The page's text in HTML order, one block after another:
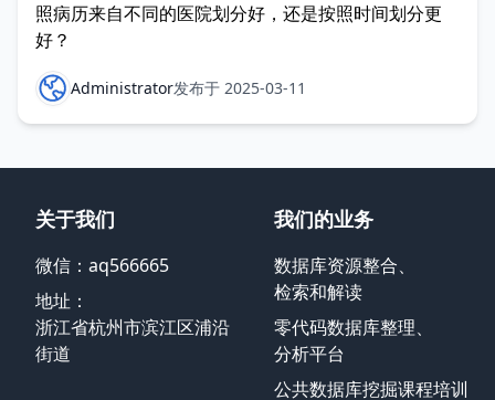
照病历来自不同的医院划分好，还是按照时间划分更
好？
Administrator发布于 2025-03-11
关于我们
微信：aq566665
地址：
浙江省杭州市滨江区浦沿
街道
我们的业务
数据库资源整合、
检索和解读
零代码数据库整理、
分析平台
公共数据库挖掘课程培训